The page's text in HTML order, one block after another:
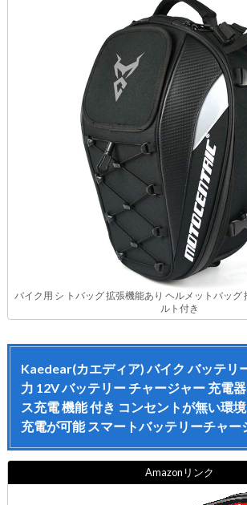
バイク用 シ トバッグ 拡張機能あり ヘルメットバッグ
ルト付き
Kaedear(カエディア) バイク バッテリ
力 12V バッテリー チャージャー 充電
ス充電 機能 付き コンセントが無い環
充電が可能 スマートバッテリーチャー
Amazonリンク